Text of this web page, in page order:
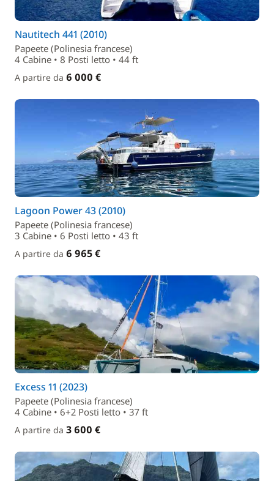
Nautitech 441 (2010)
Papeete (Polinesia francese)
4 Cabine • 8 Posti letto • 44 ft
A partire da 6 000 €
Lagoon Power 43 (2010)
Papeete (Polinesia francese)
3 Cabine • 6 Posti letto • 43 ft
A partire da 6 965 €
Excess 11 (2023)
Papeete (Polinesia francese)
4 Cabine • 6+2 Posti letto • 37 ft
A partire da 3 600 €